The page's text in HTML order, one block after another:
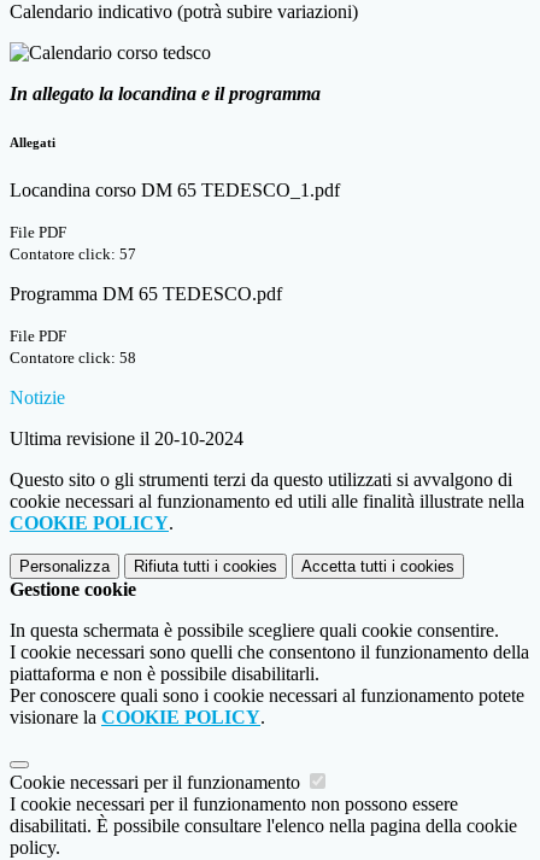
Calendario indicativo (potrà subire variazioni)
In allegato la locandina e il programma
Allegati
Locandina corso DM 65 TEDESCO_1.pdf
File PDF
Contatore click: 57
Programma DM 65 TEDESCO.pdf
File PDF
Contatore click: 58
Notizie
Ultima revisione il 20-10-2024
Questo sito o gli strumenti terzi da questo utilizzati si avvalgono di
cookie necessari al funzionamento ed utili alle finalità illustrate nella
COOKIE POLICY.
Personalizza Rifiuta tutti i cookies Accetta tutti i cookies
Gestione cookie
In questa schermata è possibile scegliere quali cookie consentire.
I cookie necessari sono quelli che consentono il funzionamento della
piattaforma e non è possibile disabilitarli.
Per conoscere quali sono i cookie necessari al funzionamento potete
visionare la COOKIE POLICY.
Cookie necessari per il funzionamento
I cookie necessari per il funzionamento non possono essere
disabilitati. È possibile consultare l'elenco nella pagina della cookie
policy.